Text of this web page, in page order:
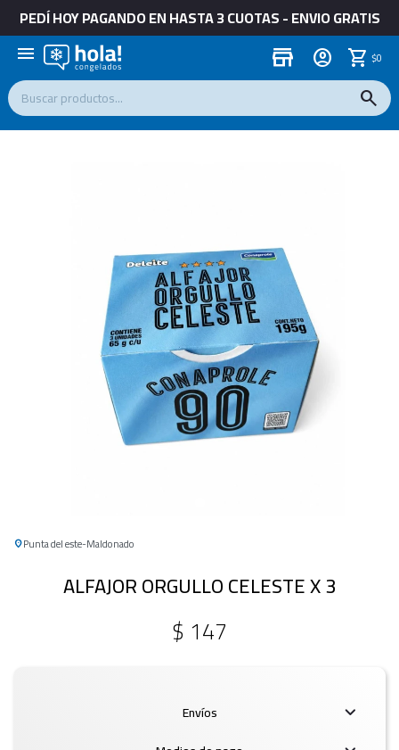
PEDÍ HOY PAGANDO EN HASTA 3 CUOTAS - ENVIO GRATIS
menu store $0
Punta del este Maldonado
ALFAJOR ORGULLO CELESTE X 3
$ 147
Envíos